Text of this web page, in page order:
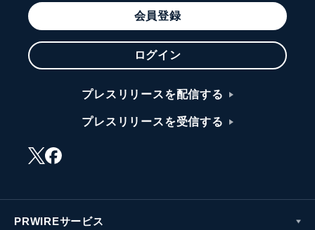
会員登録
ログイン
プレスリリースを配信する
プレスリリースを受信する
PRWIREサービス